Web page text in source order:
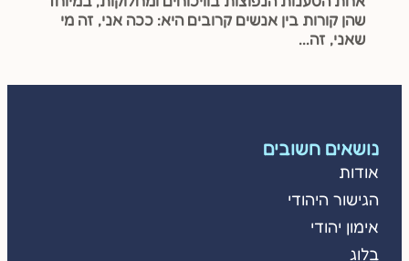
שהן קורות בין אנשים קרובים היא: ככה אני, זה מי
שאני, זה...
נושאים חשובים
אודות
הגישור היהודי
אימון יהודי
בלוג